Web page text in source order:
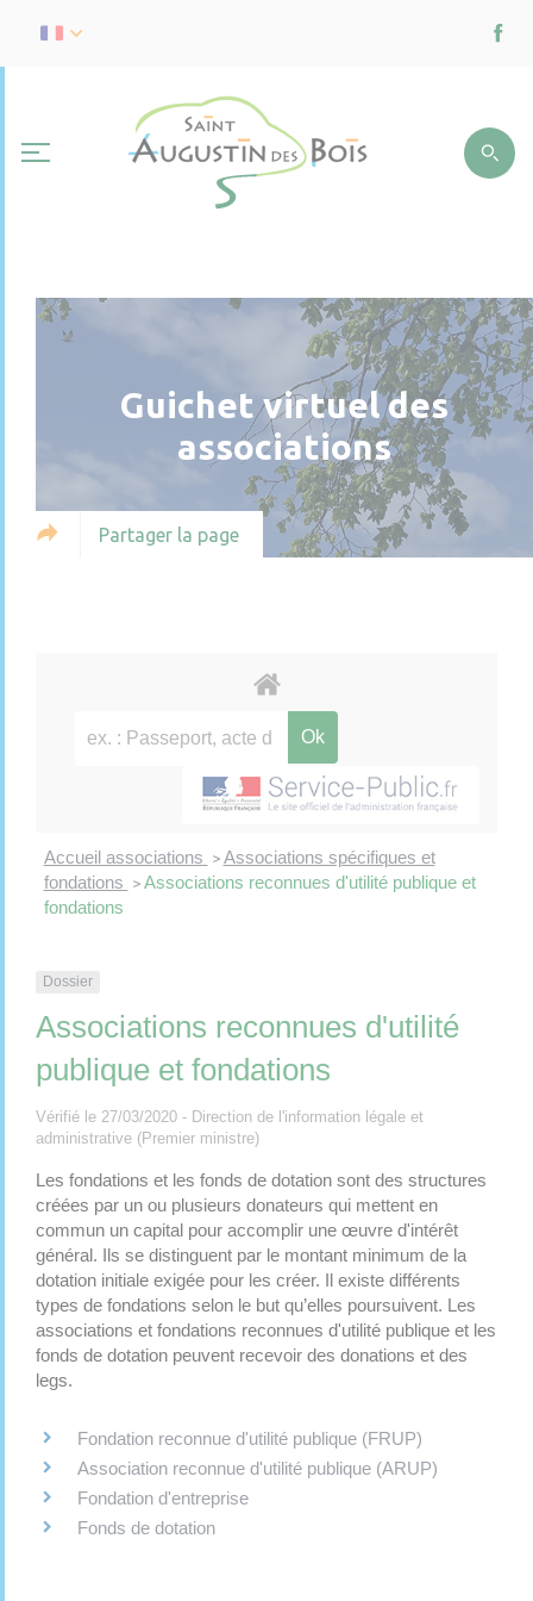
Guichet virtuel des
associations
Partager la page
Accueil associations > Associations spécifiques et
fondations
> Associations reconnues d'utilité publique et
fondations
Dossier
Associations reconnues d'utilité
publique et fondations
Vérifié le 27/03/2020 - Direction de l'information légale et
administrative (Premier ministre)
Les fondations et les fonds de dotation sont des structures
créées par un ou plusieurs donateurs qui mettent en
commun un capital pour accomplir une œuvre d'intérêt
général. Ils se distinguent par le montant minimum de la
dotation initiale exigée pour les créer. Il existe différents
types de fondations selon le but qu’elles poursuivent. Les
associations et fondations reconnues d'utilité publique et les
fonds de dotation peuvent recevoir des donations et des
legs.
Fondation reconnue d'utilité publique (FRUP)
Association reconnue d'utilité publique (ARUP)
Fondation d'entreprise
Fonds de dotation